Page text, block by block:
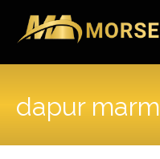
content
dapur